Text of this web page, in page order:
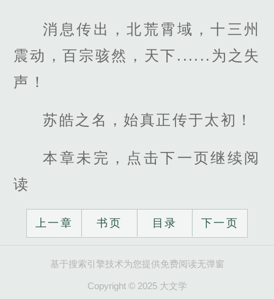
消息传出，北荒霄域，十三州
震动，百宗骇然，天下......为之失
声！
苏皓之名，始真正传于太初！
本章未完，点击下一页继续阅
读
上一章 书页 目录 下一页
基于搜索引擎技术为您提供免费阅读无弹窗
Copyright © 2025 大文学